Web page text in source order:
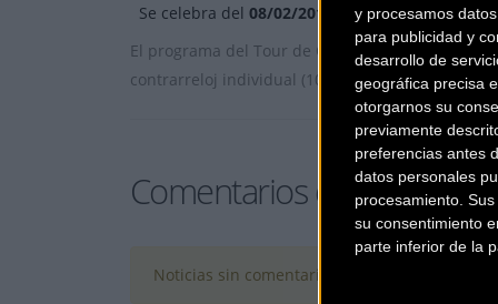
y procesamos
para publicidad y
desarrollo de
geográfica precisa
otorgarnos su
previamente
preferencias antes
datos personales
procesamiento.
su consentimiento
parte inferior de la
Se celebra del 08/02/2015 al13/02/2015
El programa del Tour de Qatar 2015 (8 a 13
contrarreloj individual (10,9 km), cerca de... [+]
Comentarios de la Noticia
Noticias sin comentarios. ¡Ya puedes escribir